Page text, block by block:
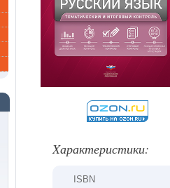
Xарактеристики:
ISBN